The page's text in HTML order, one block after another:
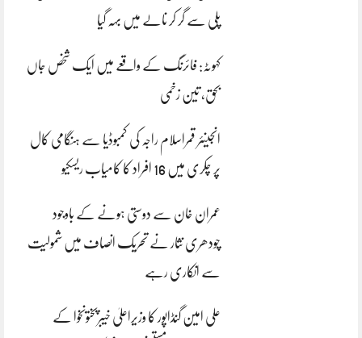
پلی سے گر کر نالے میں بہہ گیا
کہوٹہ: فائرنگ کے واقعے میں ایک شخص جاں
بحق، تین زخمی
انجینئر قمراسلام راجہ کی کمبوڈیا سے ہنگامی کال
پر چکری میں 16 افراد کا کامیاب ریسکیو
عمران خان سے دوستی ہونے کے باوجود
چودھری نثار نے تحریک انصاف میں شمولیت
سے انکاری رہے
علی امین گنڈاپور کا وزیراعلیٰ خیبرپختونخوا کے